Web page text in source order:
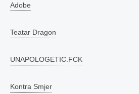
Adobe
Teatar Dragon
UNAPOLOGETIC.FCK
Kontra Smjer